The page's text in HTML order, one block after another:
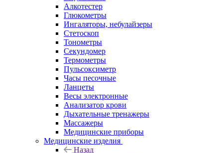
Алкотестер
Глюкометры
Ингаляторы, небулайзеры
Стетоскоп
Тонометры
Секундомер
Термометры
Пульсоксиметр
Часы песочные
Ланцеты
Весы электронные
Анализатор крови
Дыхательные тренажеры
Массажеры
Медицинские приборы
Медицинские изделия
Назад